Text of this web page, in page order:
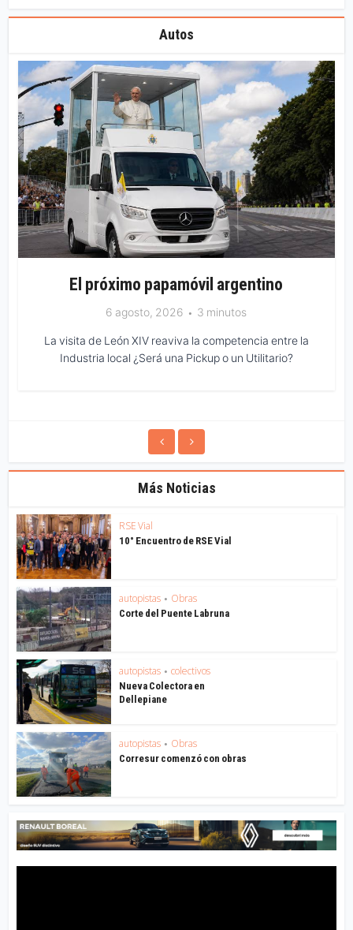
Autos
El próximo papamóvil argentino
6 agosto, 2026 3 minutos
La visita de León XIV reaviva la competencia entre la
Industria local ¿Será una Pickup o un Utilitario?
Más Noticias
RSE Vial
10° Encuentro de RSE Vial
autopistas • Obras
Corte del Puente Labruna
autopistas • colectivos
Nueva Colectora en
Dellepiane
autopistas • Obras
Corresur comenzó con obras